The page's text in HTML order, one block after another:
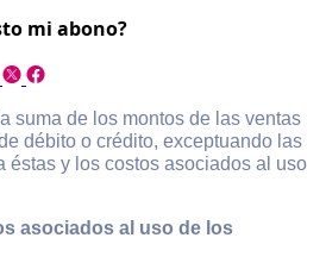
mi abono?
suma de los montos de las ventas
débito o crédito, exceptuando las
éstas y los costos asociados al uso
asociados al uso de los